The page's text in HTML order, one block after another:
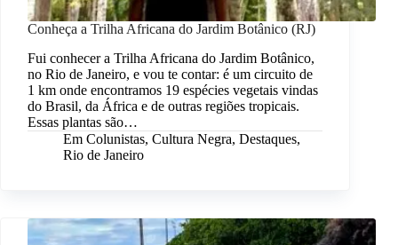
Conheça a Trilha Africana do Jardim Botânico (RJ)
Fui conhecer a Trilha Africana do Jardim Botânico,
no Rio de Janeiro, e vou te contar: é um circuito de
1 km onde encontramos 19 espécies vegetais vindas
do Brasil, da África e de outras regiões tropicais.
Essas plantas são…
Em Colunistas,Cultura Negra,Destaques,
Rio de Janeiro